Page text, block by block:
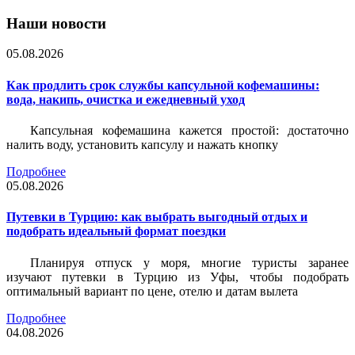
Наши новости
05.08.2026
Как продлить срок службы капсульной кофемашины:
вода, накипь, очистка и ежедневный уход
Капсульная кофемашина кажется простой: достаточно
налить воду, установить капсулу и нажать кнопку
Подробнее
05.08.2026
Путевки в Турцию: как выбрать выгодный отдых и
подобрать идеальный формат поездки
Планируя отпуск у моря, многие туристы заранее
изучают путевки в Турцию из Уфы, чтобы подобрать
оптимальный вариант по цене, отелю и датам вылета
Подробнее
04.08.2026